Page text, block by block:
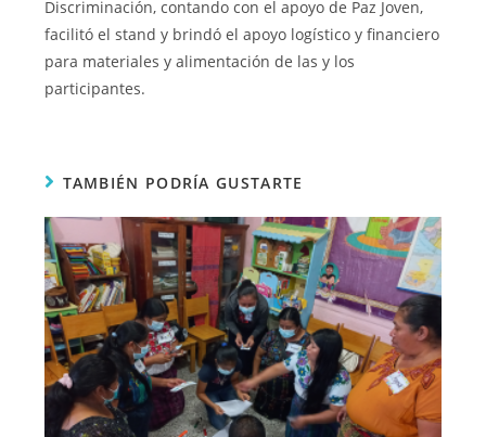
Discriminación, contando con el apoyo de Paz Joven,
facilitó el stand y brindó el apoyo logístico y financiero
para materiales y alimentación de las y los
participantes.
TAMBIÉN PODRÍA GUSTARTE